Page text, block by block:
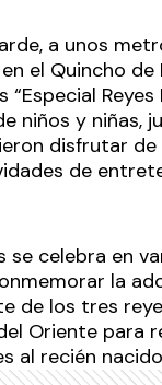
a unos
el Quincho de
“Especial
niños y niñas,
disfrutar de
de
se celebra en
la
de los tres
Oriente para
al recién